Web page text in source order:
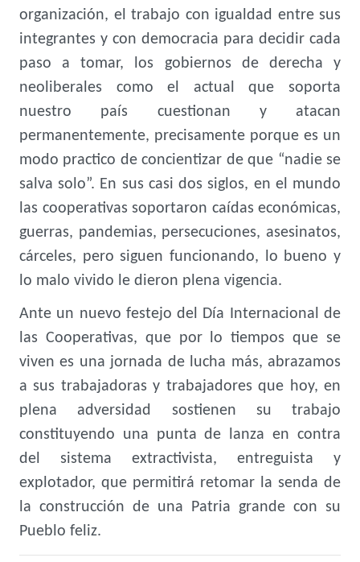
organización, el trabajo con igualdad entre sus
integrantes y con democracia para decidir cada
paso a tomar, los gobiernos de derecha y
neoliberales como el actual que soporta
nuestro país cuestionan y atacan
permanentemente, precisamente porque es un
modo practico de concientizar de que “nadie se
salva solo”. En sus casi dos siglos, en el mundo
las cooperativas soportaron caídas económicas,
guerras, pandemias, persecuciones, asesinatos,
cárceles, pero siguen funcionando, lo bueno y
lo malo vivido le dieron plena vigencia.
Ante un nuevo festejo del Día Internacional de
las Cooperativas, que por lo tiempos que se
viven es una jornada de lucha más, abrazamos
a sus trabajadoras y trabajadores que hoy, en
plena adversidad sostienen su trabajo
constituyendo una punta de lanza en contra
del sistema extractivista, entreguista y
explotador, que permitirá retomar la senda de
la construcción de una Patria grande con su
Pueblo feliz.